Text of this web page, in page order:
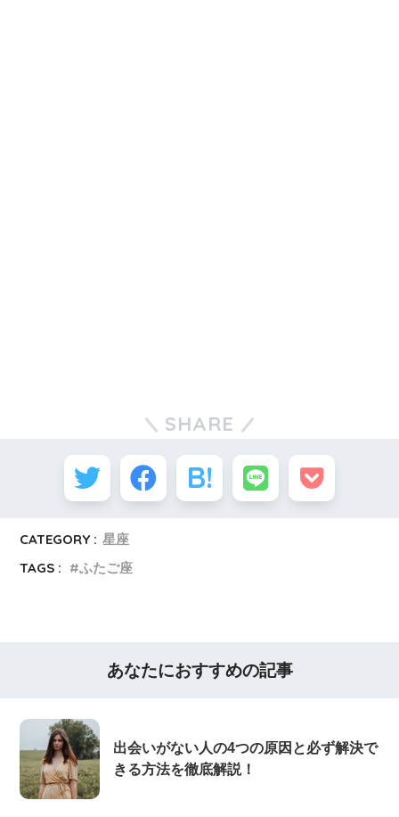
SHARE
CATEGORY : 星座
TAGS :
ふたご座
あなたにおすすめの記事
出会いがない人の4つの原因と必ず解決で
きる方法を徹底解説！